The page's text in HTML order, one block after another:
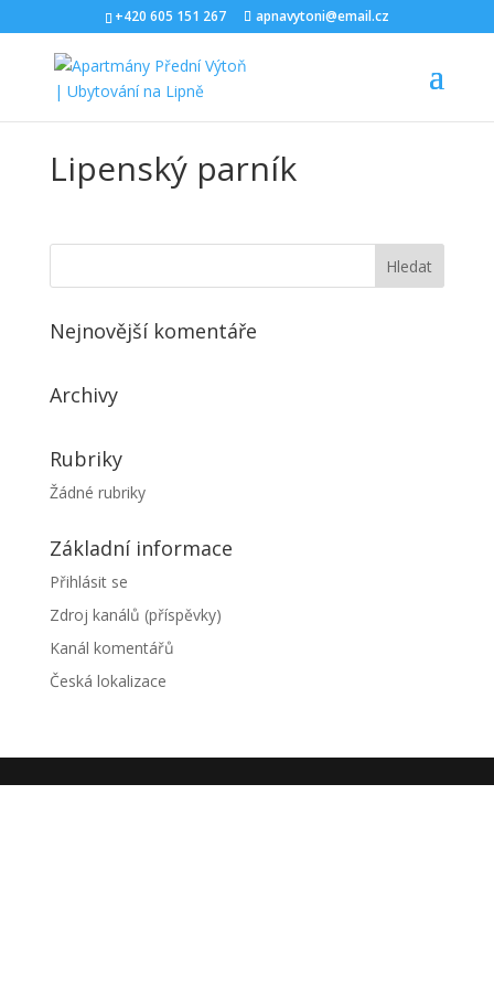
+420 605 151 267 apnavytoni@email.cz
Lipenský parník
Nejnovější komentáře
Archivy
Rubriky
Žádné rubriky
Základní informace
Přihlásit se
Zdroj kanálů (příspěvky)
Kanál komentářů
Česká lokalizace